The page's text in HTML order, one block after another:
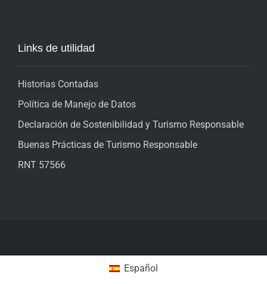
Links de utilidad
Historias Contadas
Política de Manejo de Datos
Declaración de Sostenibilidad y Turismo Responsable
Buenas Prácticas de Turismo Responsable
RNT 57566
Español